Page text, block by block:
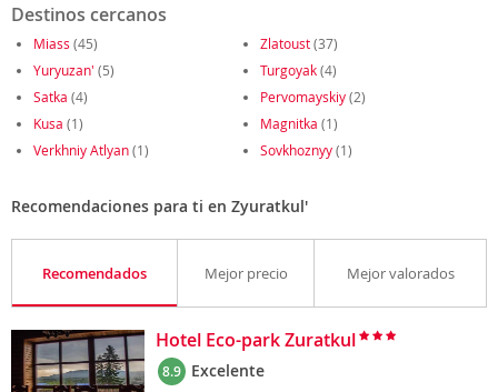
Destinos cercanos
Miass (45) Zlatoust(37)
Yuryuzan' (5) Turgoyak(4)
Satka (4) Pervomayskiy(2)
Kusa (1) Magnitka (1)
Verkhniy Atlyan(1) Sovkhoznyy(1)
Recomendaciones para ti en Zyuratkul'
Recomendados Mejor precio Mejor valorados
Hotel Eco-park Zuratkul
8.9 Excelente